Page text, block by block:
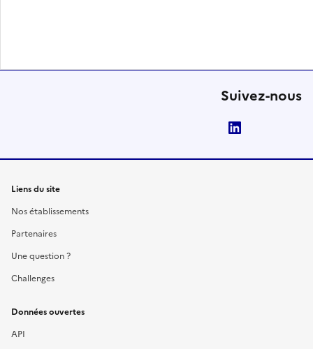
Suivez-nous
Liens du site
Nos établissements
Partenaires
Une question ?
Challenges
Données ouvertes
API